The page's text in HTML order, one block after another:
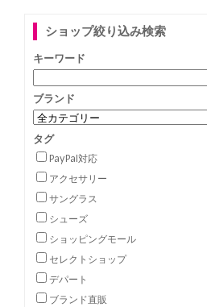
ショップ絞り込み検索
キーワード
ブランド
タグ
PayPal対応
アクセサリー
サングラス
シューズ
ショッピングモール
セレクトショップ
デパート
ブランド直販